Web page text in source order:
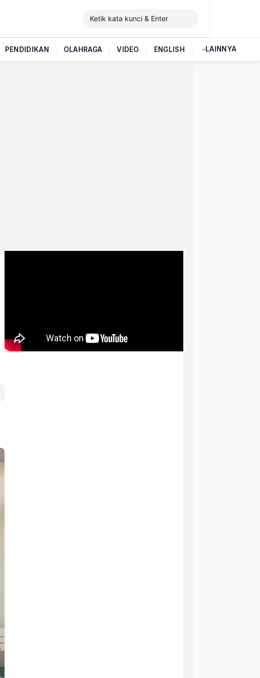
PENDIDIKAN OLAHRAGA VIDEO ENGLISH LAINNYA